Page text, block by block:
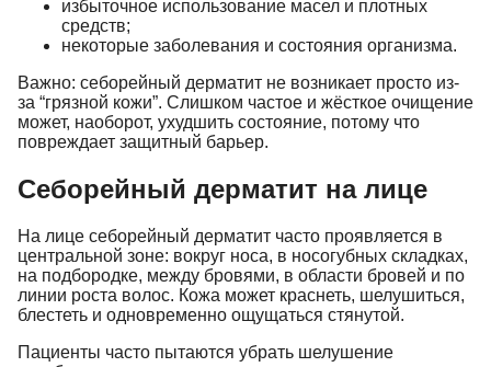
избыточное использование масел и плотных
средств;
некоторые заболевания и состояния организма.
Важно: себорейный дерматит не возникает просто из-
за “грязной кожи”. Слишком частое и жёсткое очищение
может, наоборот, ухудшить состояние, потому что
повреждает защитный барьер.
Себорейный дерматит на лице
На лице себорейный дерматит часто проявляется в
центральной зоне: вокруг носа, в носогубных складках,
на подбородке, между бровями, в области бровей и по
линии роста волос. Кожа может краснеть, шелушиться,
блестеть и одновременно ощущаться стянутой.
Пациенты часто пытаются убрать шелушение